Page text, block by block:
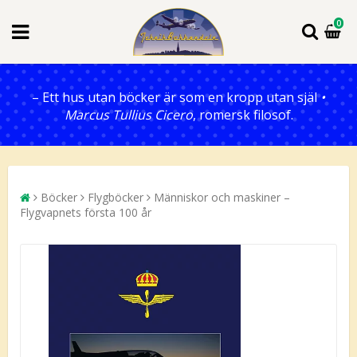
0
– Ett hus utan böcker är som en kropp utan själ•
Marcus Tullius Cicero, romersk filosof.
Böcker Flygböcker
Människor och maskiner –
Flygvapnets första 100 år